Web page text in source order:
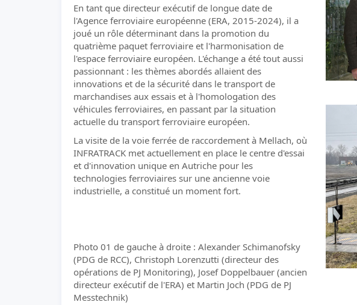
En tant que directeur exécutif de longue date de
l'Agence ferroviaire européenne (ERA, 2015-2024), il a
joué un rôle déterminant dans la promotion du
quatrième paquet ferroviaire et l'harmonisation de
l'espace ferroviaire européen. L'échange a été tout aussi
passionnant : les thèmes abordés allaient des
innovations et de la sécurité dans le transport de
marchandises aux essais et à l'homologation des
véhicules ferroviaires, en passant par la situation
actuelle du transport ferroviaire européen.
La visite de la voie ferrée de raccordement à Mellach, où
INFRATRACK met actuellement en place le centre d'essai
et d'innovation unique en Autriche pour les
technologies ferroviaires sur une ancienne voie
industrielle, a constitué un moment fort.
Photo 01 de gauche à droite : Alexander Schimanofsky
(PDG de RCC), Christoph Lorenzutti (directeur des
opérations de PJ Monitoring), Josef Doppelbauer (ancien
directeur exécutif de l'ERA) et Martin Joch (PDG de PJ
Messtechnik)